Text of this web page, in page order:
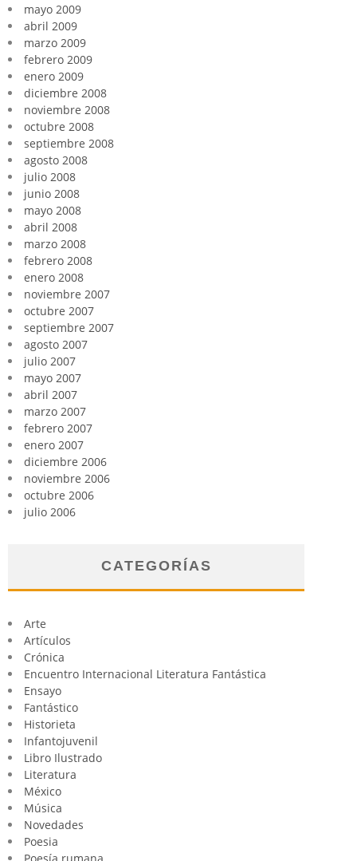
mayo 2009
abril 2009
marzo 2009
febrero 2009
enero 2009
diciembre 2008
noviembre 2008
octubre 2008
septiembre 2008
agosto 2008
julio 2008
junio 2008
mayo 2008
abril 2008
marzo 2008
febrero 2008
enero 2008
noviembre 2007
octubre 2007
septiembre 2007
agosto 2007
julio 2007
mayo 2007
abril 2007
marzo 2007
febrero 2007
enero 2007
diciembre 2006
noviembre 2006
octubre 2006
julio 2006
CATEGORÍAS
Arte
Artículos
Crónica
Encuentro Internacional Literatura Fantástica
Ensayo
Fantástico
Historieta
Infantojuvenil
Libro Ilustrado
Literatura
México
Música
Novedades
Poesia